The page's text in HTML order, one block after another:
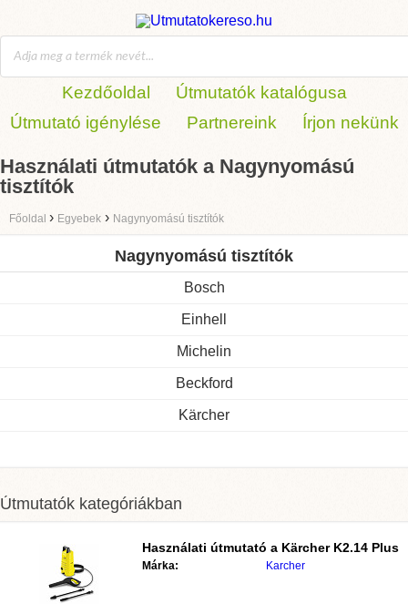
Kezdőoldal
Útmutatók katalógusa
Útmutató igénylése
Partnereink Írjon nekünk
Használati útmutatók a Nagynyomású
tisztítók
Főoldal › Egyebek › Nagynyomású tisztítók
Nagynyomású tisztítók
Bosch
Einhell
Michelin
Beckford
Kärcher
Útmutatók kategóriákban
Használati útmutató a Kärcher K2.14 Plus
Márka: Karcher